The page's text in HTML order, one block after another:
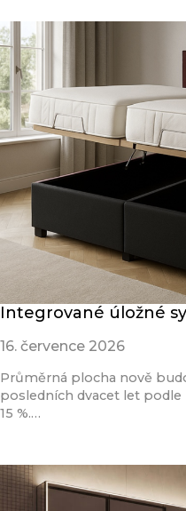
Integrované úložné
16. července 2026
Průměrná plocha nově
posledních dvacet let
15 %.…